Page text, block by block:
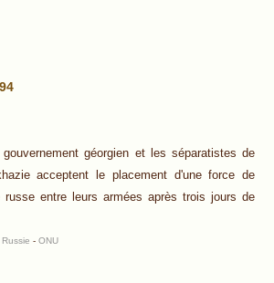
gouvernement géorgien et les séparatistes de
acceptent le placement d'une force de
russe entre leurs armées après trois jours de
Russie - ONU